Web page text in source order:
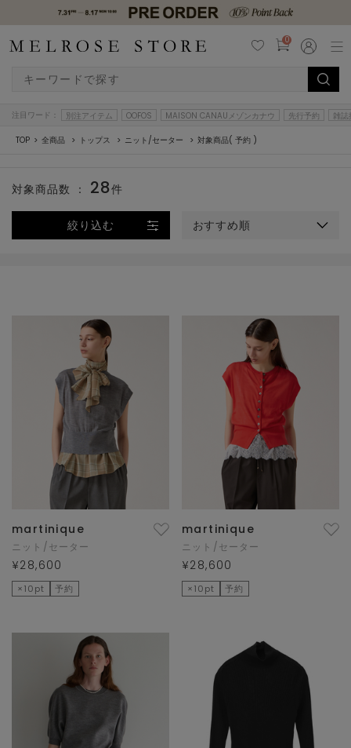
0
注目ワード： 別注アイテム OOFOS MAISON CANAUメゾンカナウ 先行予約 雑誌
TOP 全商品 トップス ニット/セーター 対象商品( 予約 )
絞り込む おすすめ順
対象商品数 ： 28件
martinique
ニット/セーター
¥28,600
×10pt 予約
martinique
ニット/セーター
¥28,600
×10pt 予約